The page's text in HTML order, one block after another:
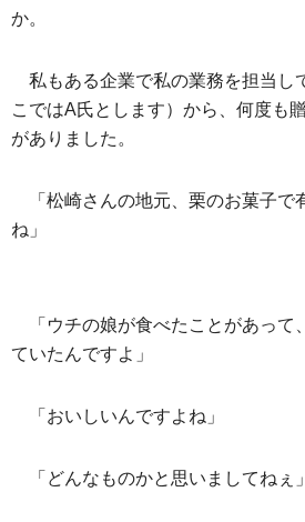
か。
私もある企業で私の業務を担当し
こではA氏とします）から、何度も
がありました。
「松崎さんの地元、栗のお菓子で
ね」
「ウチの娘が食べたことがあって
ていたんですよ」
「おいしいんですよね」
「どんなものかと思いましてねぇ」